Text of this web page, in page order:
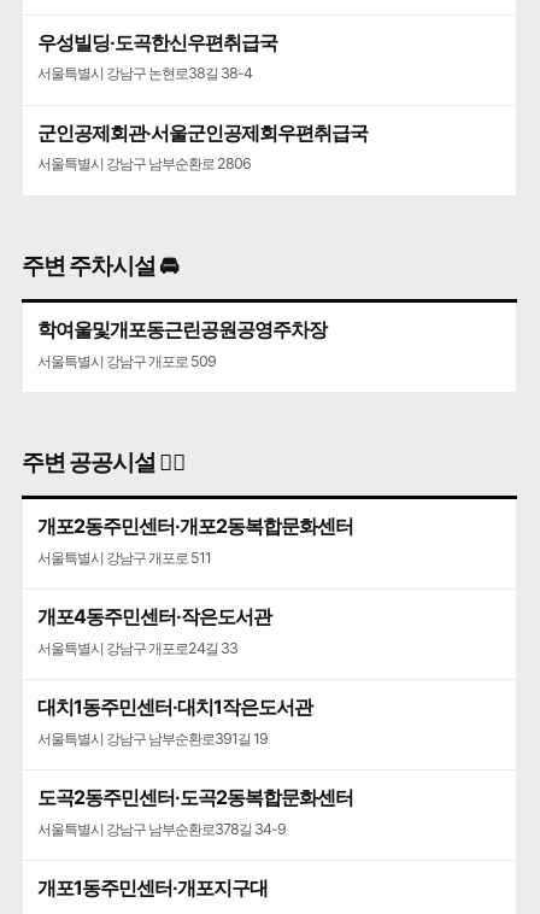
우성빌딩·도곡한신우편취급국
서울특별시 강남구 논현로38길 38-4
군인공제회관·서울군인공제회우편취급국
서울특별시 강남구 남부순환로 2806
주변 주차시설 🚘
학여울및개포동근린공원공영주차장
서울특별시 강남구 개포로 509
주변 공공시설 👨‍✈️
개포2동주민센터·개포2동복합문화센터
서울특별시 강남구 개포로 511
개포4동주민센터·작은도서관
서울특별시 강남구 개포로24길 33
대치1동주민센터·대치1작은도서관
서울특별시 강남구 남부순환로391길 19
도곡2동주민센터·도곡2동복합문화센터
서울특별시 강남구 남부순환로378길 34-9
개포1동주민센터·개포지구대